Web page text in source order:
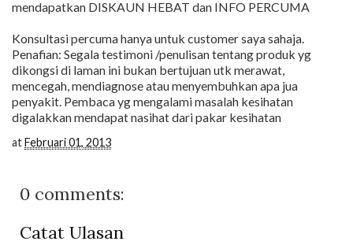
mendapatkan DISKAUN HEBAT dan INFO PERCUMA
Konsultasi percuma hanya untuk customer saya sahaja.
Penafian: Segala testimoni /penulisan tentang produk yg
dikongsi di laman ini bukan bertujuan utk merawat,
mencegah, mendiagnose atau menyembuhkan apa jua
penyakit. Pembaca yg mengalami masalah kesihatan
digalakkan mendapat nasihat dari pakar kesihatan
atFebruari 01, 2013
0 comments:
Catat Ulasan